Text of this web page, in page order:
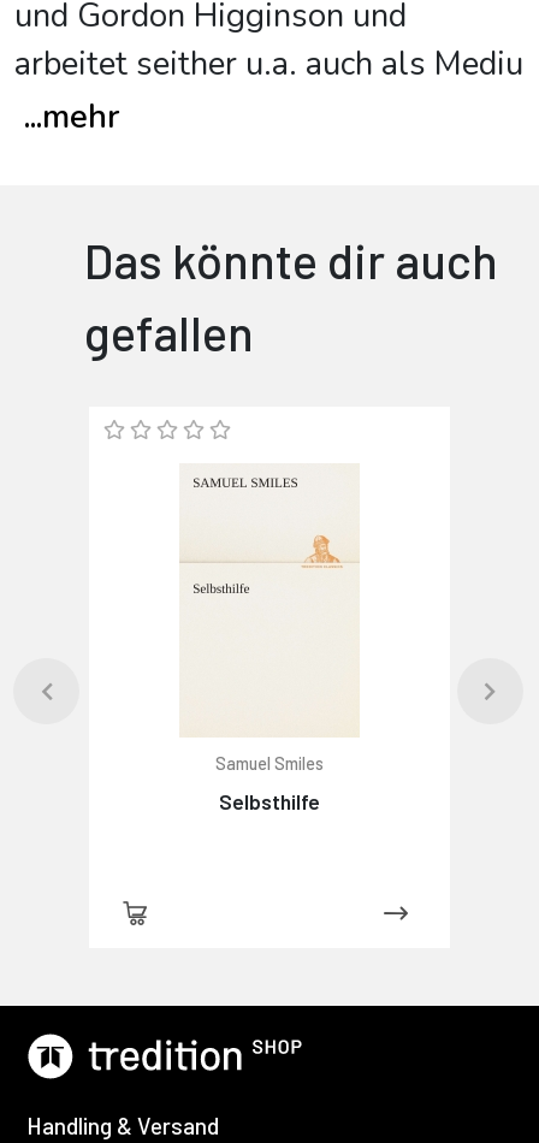
und Gordon Higginson und
arbeitet seither u.a. auch als Mediu
...mehr
Das könnte dir auch
gefallen
Samuel Smiles
Selbsthilfe
Handling & Versand